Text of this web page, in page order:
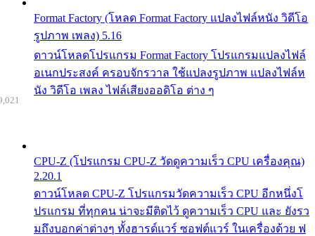
Format Factory (โหลด Format Factory แปลงไฟล์หนัง วิดีโอ
รูปภาพ เพลง) 5.16
ดาวน์โหลดโปรแกรม Format Factory โปรแกรมแปลงไฟล์
อเนกประสงค์ ครอบจักรวาล ใช้แปลงรูปภาพ แปลงไฟล์ห
นัง วิดีโอ เพลง ไฟล์เสียงออดิโอ ต่าง ๆ
CPU-Z (โปรแกรม CPU-Z วัดดูความเร็ว CPU เครื่องคุณ)
2.20.1
ดาวน์โหลด CPU-Z โปรแกรมวัดความเร็ว CPU อีกหนึ่งโ
ปรแกรม ที่ทุกคน น่าจะมีติดไว้ ดูความเร็ว CPU และ ยังรว
มถึงบอกค่าต่างๆ ทั้งฮารด์แวร์ ซอฟต์แวร์ ในเครื่องด้วย ฟ